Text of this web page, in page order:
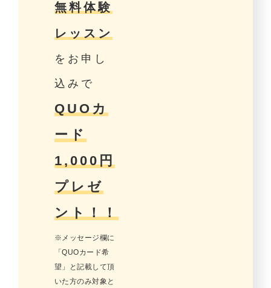
無料体験
レッスン
をお申し
込みで
QUOカ
ード
1,000円
プレゼ
ント！！
※メッセージ欄に
「QUOカード希
望」と記載して頂
いた方のみ対象と